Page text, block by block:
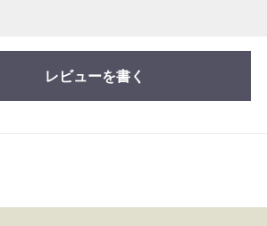
レビューを書く